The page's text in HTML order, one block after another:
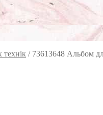
/ 73613648 Альбом